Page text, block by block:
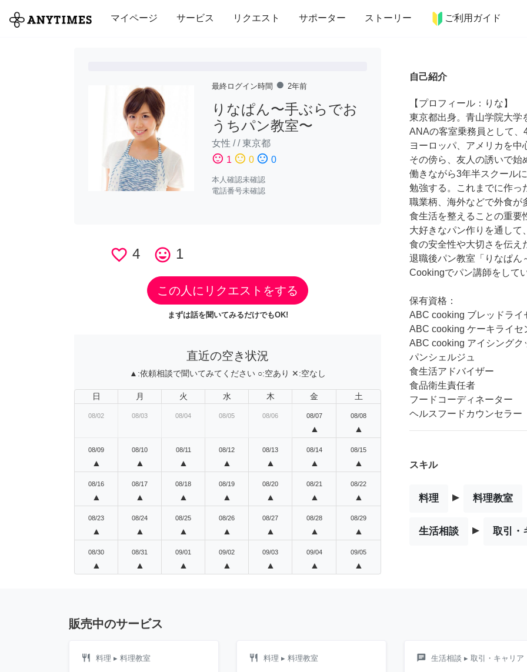
マイページ サービス リクエスト サポーター ストーリー ご利用ガイド
全て 修理・組立 家事 引っ越し インテリア 趣味・習い事 ペット 料理
最終ログイン時間 fiber_manual_record 2年前
りなぱん〜手ぶらでお
うちパン教室〜
女性 //東京都
sentiment_satisfied 1 sentiment_neutral 0 sentiment_dissatisfied 0
本人確認未確認
電話番号未確認
favorite_border 4 tag_faces 1
この人にリクエストをする
まずは話を聞いてみるだけでもOK!
直近の空き状況
▲:依頼相談で聞いてみてください ○:空あり ✕:空なし
日 月 火 水 木 金 土
08/02 08/03 08/04 08/05 08/06 08/07
▲
08/08
▲
08/09
▲
08/10
▲
08/11
▲
08/12
▲
08/13
▲
08/14
▲
08/15
▲
08/16
▲
08/17
▲
08/18
▲
08/19
▲
08/20
▲
08/21
▲
08/22
▲
08/23
▲
08/24
▲
08/25
▲
08/26
▲
08/27
▲
08/28
▲
08/29
▲
08/30
▲
08/31
▲
09/01
▲
09/02
▲
09/03
▲
09/04
▲
09/05
▲
自己紹介
【プロフィール：りな】
東京都出身。青山学院大学
ANAの客室乗務員として、
ヨーロッパ、アメリカを中
その傍ら、友人の誘いで始
働きながら3年半スクールに
勉強する。これまでに作っ
職業柄、海外などで外食が
食生活を整えることの重要
大好きなパン作りを通して、
食の安全性や大切さを伝え
退職後パン教室「りなぱん
Cookingでパン講師をして
保有資格：
ABC cooking ブレッドライ
ABC cooking ケーキライセ
ABC cooking アイシングク
パンシェルジュ
食生活アドバイザー
食品衛生責任者
フードコーディネーター
ヘルスフードカウンセラー
スキル
料理 ▸ 料理教室
生活相談 ▸ 取引・
販売中のサービス
restaurant 料理 ▸ 料理教室 restaurant 料理 ▸ 料理教室 chat 生活相談 ▸ 取引・キャリア